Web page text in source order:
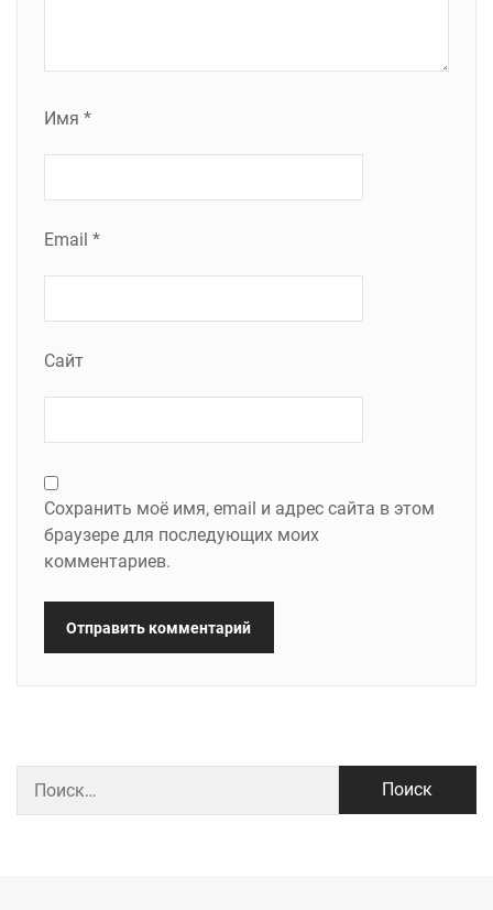
Имя *
Email *
Сайт
Сохранить моё имя, email и адрес сайта в этом
браузере для последующих моих
комментариев.